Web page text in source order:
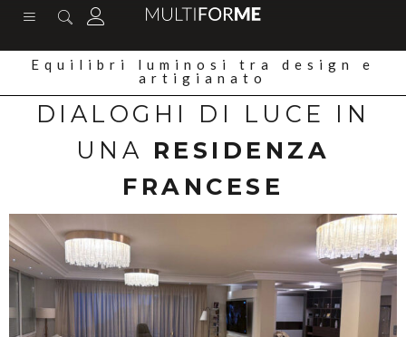
contenuto
Equilibri luminosi tra design e
artigianato
DIALOGHI DI LUCE IN
UNA RESIDENZA
FRANCESE